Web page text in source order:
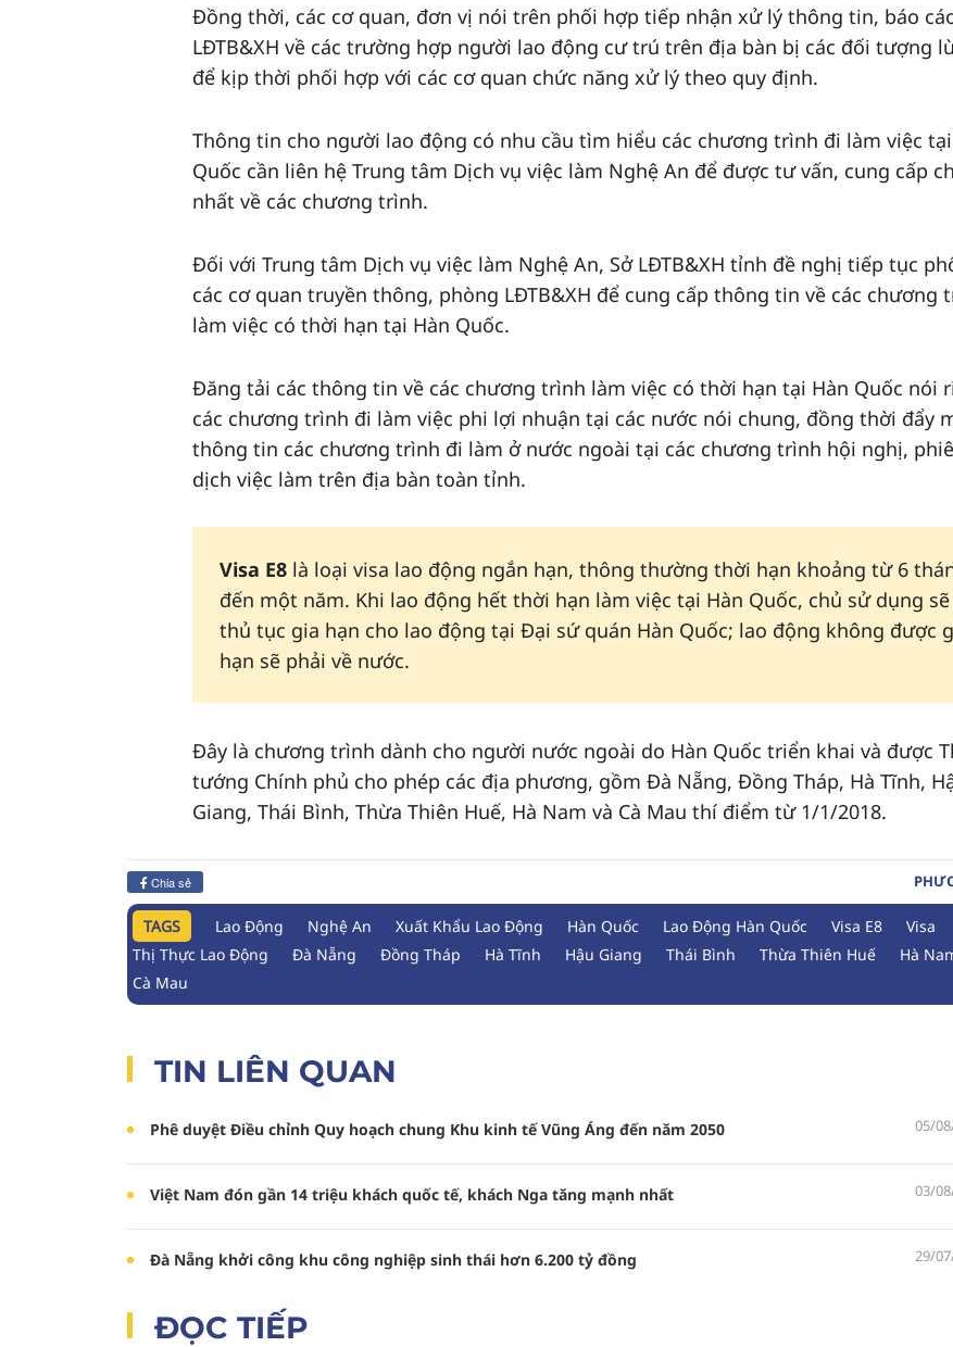
Đồng thời, các cơ quan, đơn vị nói trên phối hợp tiếp nhận xử lý thông tin, báo
LĐTB&XH về các trường hợp người lao động cư trú trên địa bàn bị các đối tượng
để kịp thời phối hợp với các cơ quan chức năng xử lý theo quy định.
Thông tin cho người lao động có nhu cầu tìm hiểu các chương trình đi làm việc
Quốc cần liên hệ Trung tâm Dịch vụ việc làm Nghệ An để được tư vấn, cung cấp
nhất về các chương trình.
Đối với Trung tâm Dịch vụ việc làm Nghệ An, Sở LĐTB&XH tỉnh đề nghị tiếp tục
các cơ quan truyền thông, phòng LĐTB&XH để cung cấp thông tin về các chương
làm việc có thời hạn tại Hàn Quốc.
Đăng tải các thông tin về các chương trình làm việc có thời hạn tại Hàn Quốc nói
các chương trình đi làm việc phi lợi nhuận tại các nước nói chung, đồng thời đẩy
thông tin các chương trình đi làm ở nước ngoài tại các chương trình hội nghị,
dịch việc làm trên địa bàn toàn tỉnh.
Visa E8 là loại visa lao động ngắn hạn, thông thường thời hạn khoảng từ 6
đến một năm. Khi lao động hết thời hạn làm việc tại Hàn Quốc, chủ sử dụng
thủ tục gia hạn cho lao động tại Đại sứ quán Hàn Quốc; lao động không được
hạn sẽ phải về nước.
Đây là chương trình dành cho người nước ngoài do Hàn Quốc triển khai và được
tướng Chính phủ cho phép các địa phương, gồm Đà Nẵng, Đồng Tháp, Hà Tĩnh,
Giang, Thái Bình, Thừa Thiên Huế, Hà Nam và Cà Mau thí điểm từ 1/1/2018.
Chia sẻ
TAGS Lao Động Nghệ An Xuất Khẩu Lao Động Hàn Quốc Lao Động Hàn Quốc Visa E8
Visa
Thị Thực Lao Động
Đà Nẵng Đồng Tháp Hà Tĩnh Hậu Giang Thái Bình Thừa Thiên Huế
Hà
Cà Mau
TIN LIÊN QUAN
Phê duyệt Điều chỉnh Quy hoạch chung Khu kinh tế Vũng Áng đến năm 2050 05/
Việt Nam đón gần 14 triệu khách quốc tế, khách Nga tăng mạnh nhất 03/
Đà Nẵng khởi công khu công nghiệp sinh thái hơn 6.200 tỷ đồng 29/
ĐỌC TIẾP